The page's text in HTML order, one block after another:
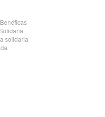
solidaria